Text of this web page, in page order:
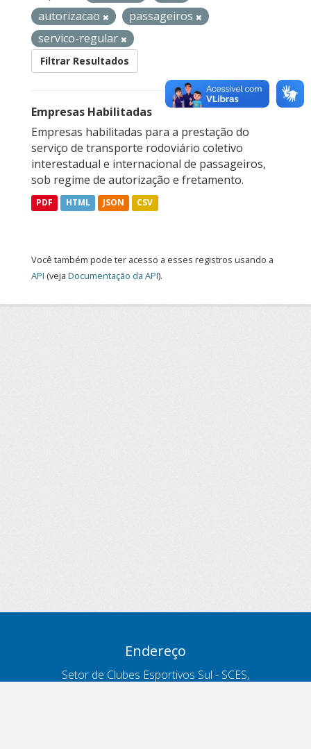
autorizacao
passageiros
servico-regular
Filtrar Resultados
Empresas Habilitadas
Empresas habilitadas para a prestação do
serviço de transporte rodoviário coletivo
interestadual e internacional de passageiros,
sob regime de autorização e fretamento.
PDF HTML JSON CSV
Você também pode ter acesso a esses registros usando a
API (veja Documentação da API).
Endereço
Setor de Clubes Esportivos Sul - SCES,